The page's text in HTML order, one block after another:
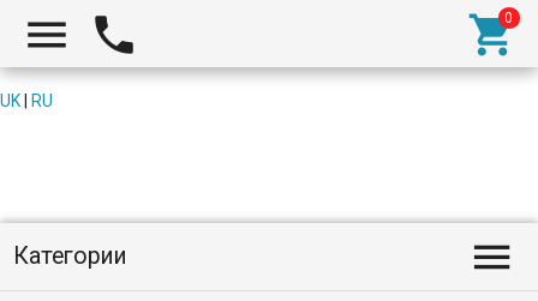
  
UK RU
Категории 